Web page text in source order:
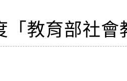
「教育部社